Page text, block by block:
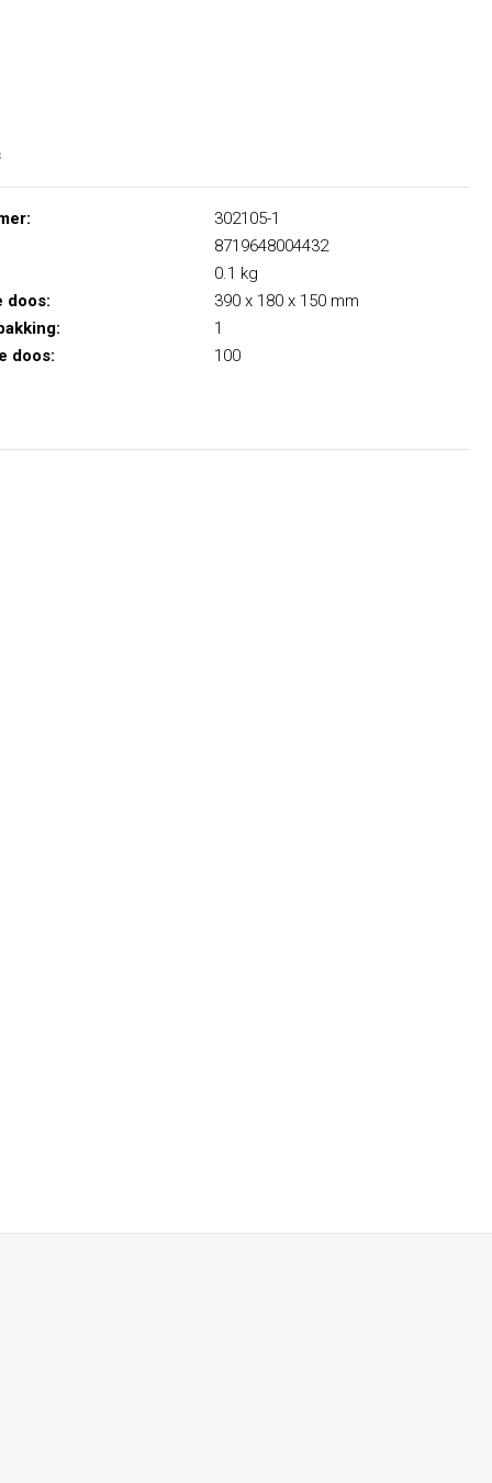
302105-1
8719648004432
0.1 kg
doos:
390 x 180 x 150 mm
1
doos:
100